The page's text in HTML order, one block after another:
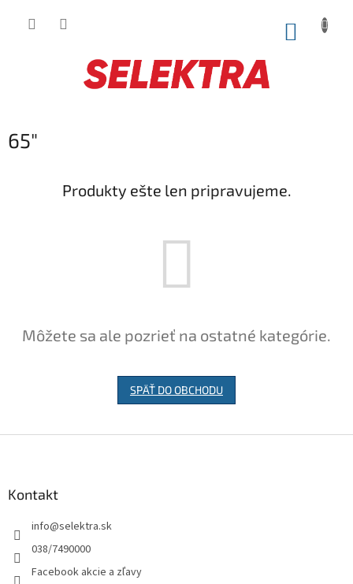
65"
Produkty ešte len pripravujeme.
Môžete sa ale pozrieť na ostatné kategórie.
SPÄŤ DO OBCHODU
Kontakt
info@selektra.sk
038/7490000
Facebook akcie a zľavy